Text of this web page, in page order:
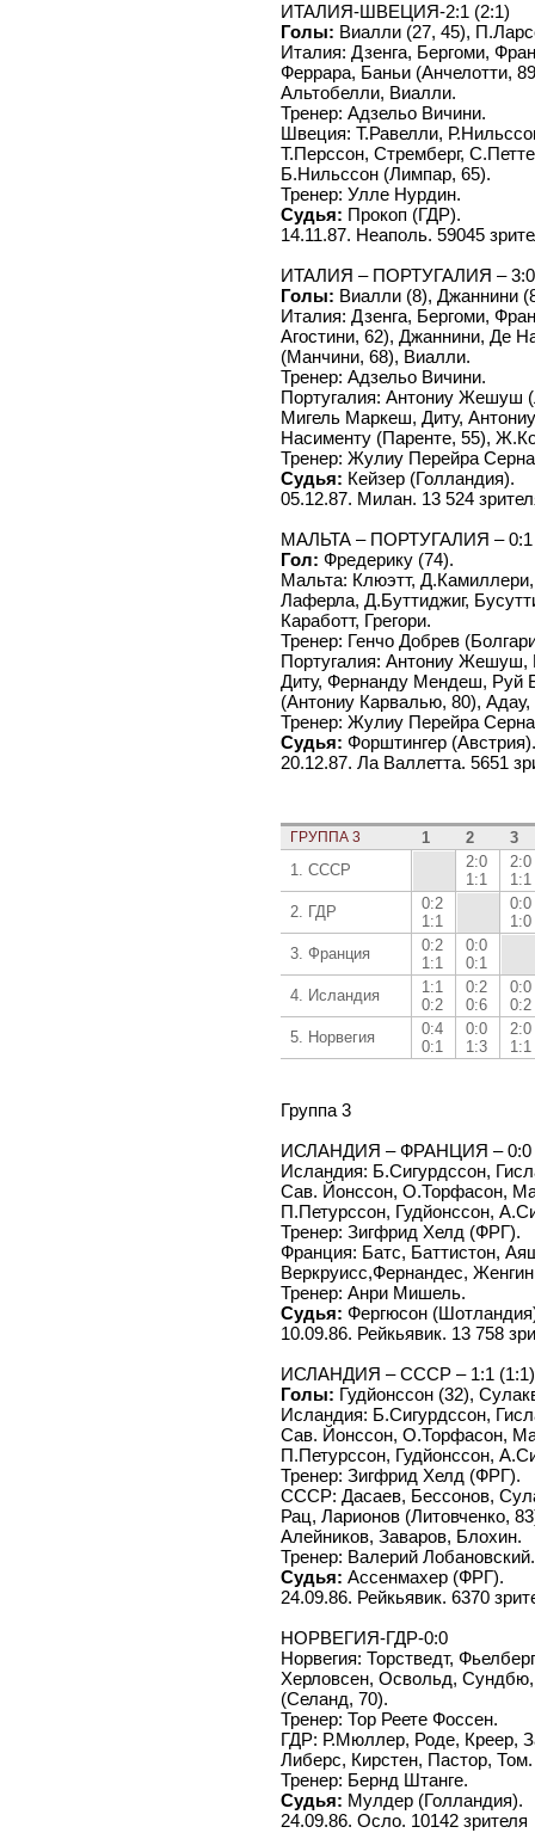
ИТАЛИЯ-ШВЕЦИЯ-2:1 (2:1)
Голы: Виалли (27, 45),
Италия: Дзенга, Бергоми,
Феррара, Баньи (Анчелотти,
Альтобелли, Виалли.
Тренер: Адзельо Вичини.
Швеция: Т.Равелли,
Т.Перссон, Стремберг,
Б.Нильссон (Лимпар, 65).
Тренер: Улле Нурдин.
Судья: Прокоп (ГДР).
14.11.87. Неаполь. 59045
ИТАЛИЯ – ПОРТУГАЛИЯ – 3:0
Голы: Виалли (8), Джаннини
Италия: Дзенга, Бергоми,
Агостини, 62), Джаннини, Де
(Манчини, 68), Виалли.
Тренер: Адзельо Вичини.
Португалия: Антониу Жешуш
Мигель Маркеш, Диту,
Насименту (Паренте, 55),
Тренер: Жулиу Перейра
Судья: Кейзер (Голландия).
05.12.87. Милан. 13 524
МАЛЬТА – ПОРТУГАЛИЯ – 0:1
Гол: Фредерику (74).
Мальта: Клюэтт,
Лаферла, Д.Буттиджиг,
Каработт, Грегори.
Тренер: Генчо Добрев
Португалия: Антониу Жешуш,
Диту, Фернанду Мендеш, Руй
(Антониу Карвалью, 80),
Тренер: Жулиу Перейра
Судья: Форштингер (Австрия).
20.12.87. Ла Валлетта. 5651
ГРУППА 3 1 2
3
1. СССР
2:0
1:1
2:0
1:1
2. ГДР
0:2
1:1
0:0
1:0
3. Франция
0:2
1:1
0:0
0:1
4. Исландия
1:1
0:2
0:2
0:6
0:0
0:2
5. Норвегия
0:4
0:1
0:0
1:3
2:0
1:1
Группа 3
ИСЛАНДИЯ – ФРАНЦИЯ – 0:0
Исландия: Б.Сигурдссон,
Сав. Йонссон, О.Торфасон,
П.Петурссон, Гудйонссон,
Тренер: Зигфрид Хелд (ФРГ).
Франция: Батс, Баттистон,
Веркруисс,Фернандес,
Тренер: Анри Мишель.
Судья: Фергюсон
10.09.86. Рейкьявик. 13 758
ИСЛАНДИЯ – СССР – 1:1 (1:1)
Голы: Гудйонссон (32),
Исландия: Б.Сигурдссон,
Сав. Йонссон, О.Торфасон,
П.Петурссон, Гудйонссон,
Тренер: Зигфрид Хелд (ФРГ).
СССР: Дасаев, Бессонов,
Рац, Ларионов (Литовченко,
Алейников, Заваров, Блохин.
Тренер: Валерий Лобановский.
Судья: Ассенмахер (ФРГ).
24.09.86. Рейкьявик. 6370
НОРВЕГИЯ-ГДР-0:0
Норвегия: Торстведт,
Херловсен, Освольд,
(Селанд, 70).
Тренер: Тор Реете Фоссен.
ГДР: Р.Мюллер, Роде, Креер,
Либерс, Кирстен, Пастор, Том.
Тренер: Бернд Штанге.
Судья: Мулдер (Голландия).
24.09.86. Осло. 10142 зрителя